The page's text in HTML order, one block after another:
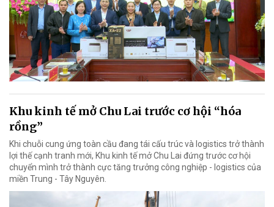
Khu kinh tế mở Chu Lai trước cơ hội “hóa
rồng”
Khi chuỗi cung ứng toàn cầu đang tái cấu trúc và logistics trở thành
lợi thế cạnh tranh mới, Khu kinh tế mở Chu Lai đứng trước cơ hội
chuyển mình trở thành cực tăng trưởng công nghiệp - logistics của
miền Trung - Tây Nguyên.